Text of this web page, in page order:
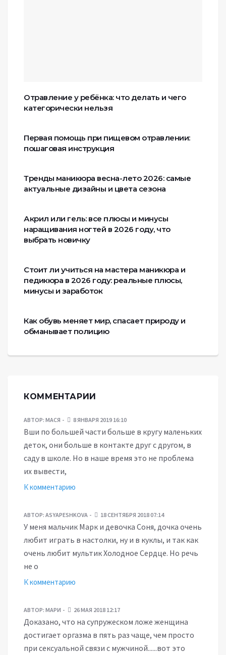
Отравление у ребёнка: что делать и чего
категорически нельзя
Первая помощь при пищевом отравлении:
пошаговая инструкция
Тренды маникюра весна-лето 2026: самые
актуальные дизайны и цвета сезона
Акрил или гель: все плюсы и минусы
наращивания ногтей в 2026 году, что
выбрать новичку
Стоит ли учиться на мастера маникюра и
педикюра в 2026 году: реальные плюсы,
минусы и заработок
Как обувь меняет мир, спасает природу и
обманывает полицию
КОММЕНТАРИИ
АВТОР: МАСЯ 8 ЯНВАРЯ 2019 16:10
Вши по большей части больше в кругу маленьких
деток, они больше в контакте друг с другом, в
саду в школе. Но в наше время это не проблема
их вывести,
К комментарию
АВТОР: ASYAPESHKOVA 18 СЕНТЯБРЯ 2018 07:14
У меня мальчик Марк и девочка Соня, дочка очень
любит играть в настолки, ну и в куклы, и так как
очень любит мультик Холодное Сердце. Но речь
не о
К комментарию
АВТОР: МАРИ 26 МАЯ 2018 12:17
Доказано, что на супружеском ложе женщина
достигает оргазма в пять раз чаще, чем просто
при сексуальной связи с мужчиной......вот это